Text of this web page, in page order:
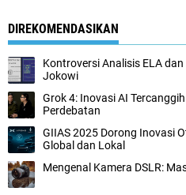
DIREKOMENDASIKAN
Kontroversi Analisis ELA
Jokowi
Grok 4: Inovasi AI
Perdebatan
GIIAS 2025 Dorong Inovasi
Global dan Lokal
Mengenal Kamera DSLR: